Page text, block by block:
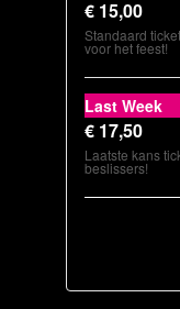
Standaard
voor het feest!
€ 15,00
Last Week
Laatste kans
beslissers!
€ 17,50